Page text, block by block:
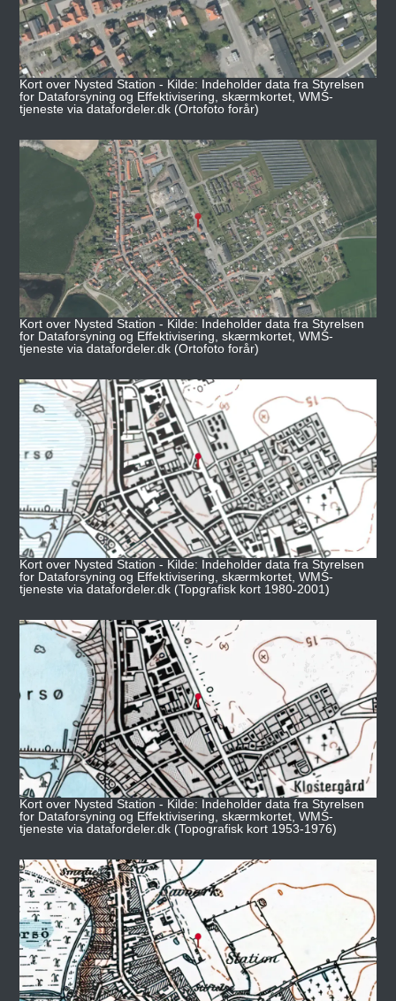
Kort over Nysted Station - Kilde: Indeholder data fra Styrelsen
for Dataforsyning og Effektivisering, skærmkortet, WMS-
tjeneste via datafordeler.dk (Ortofoto forår)
Kort over Nysted Station - Kilde: Indeholder data fra Styrelsen
for Dataforsyning og Effektivisering, skærmkortet, WMS-
tjeneste via datafordeler.dk (Ortofoto forår)
Kort over Nysted Station - Kilde: Indeholder data fra Styrelsen
for Dataforsyning og Effektivisering, skærmkortet, WMS-
tjeneste via datafordeler.dk (Topgrafisk kort 1980-2001)
Kort over Nysted Station - Kilde: Indeholder data fra Styrelsen
for Dataforsyning og Effektivisering, skærmkortet, WMS-
tjeneste via datafordeler.dk (Topografisk kort 1953-1976)